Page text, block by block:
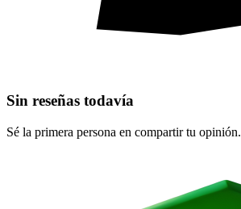
Sin reseñas todavía
Sé la primera persona en compartir tu opinión.